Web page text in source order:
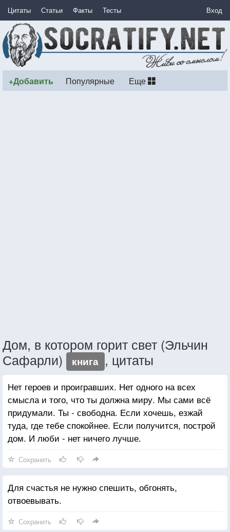
Цитаты Статьи Факты Тесты Вход
+Добавить Популярные Еще
Дом, в котором горит свет (Эльчин
Сафарли)
книга , цитаты
Нет героев и проигравших. Нет одного на всех
смысла и того, что ты должна миру. Мы сами всё
придумали. Ты - свободна. Если хочешь, езжай
туда, где тебе спокойнее. Если получится, построй
дом. И люби - нет ничего лучше.
Сохранить
Для счастья не нужно спешить, обгонять,
отвоевывать.
Сохранить